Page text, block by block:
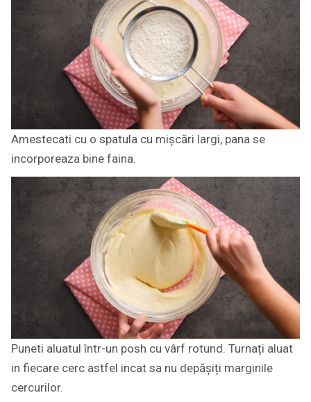
Amestecati cu o spatula cu mișcări largi, pana se
incorporeaza bine faina.
Puneti aluatul într-un posh cu vârf rotund. Turnați aluat
in fiecare cerc astfel incat sa nu depășiți marginile
cercurilor.